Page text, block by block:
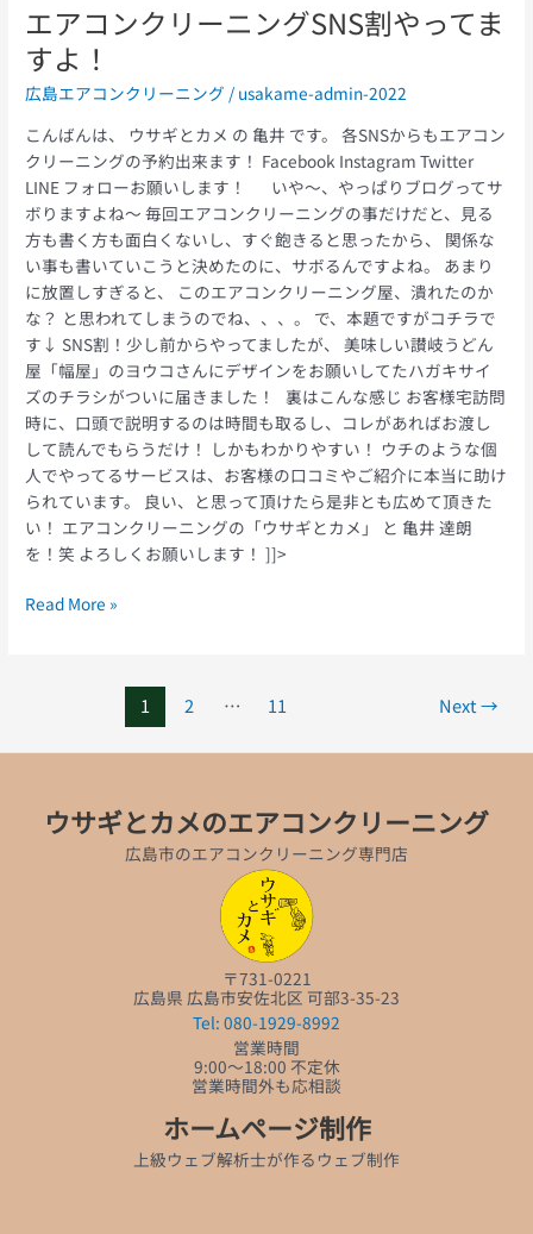
エアコンクリーニングSNS割やってま
すよ！
広島エアコンクリーニング / usakame-admin-2022
こんばんは、 ウサギとカメ の 亀井 です。 各SNSからもエアコン
クリーニングの予約出来ます！ Facebook Instagram Twitter
LINE フォローお願いします！ いや〜、やっぱりブログってサ
ボりますよね〜 毎回エアコンクリーニングの事だけだと、見る
方も書く方も面白くないし、すぐ飽きると思ったから、 関係な
い事も書いていこうと決めたのに、サボるんですよね。 あまり
に放置しすぎると、 このエアコンクリーニング屋、潰れたのか
な？ と思われてしまうのでね、、、。 で、本題ですがコチラで
す↓ SNS割！少し前からやってましたが、 美味しい讃岐うどん
屋「幅屋」のヨウコさんにデザインをお願いしてたハガキサイ
ズのチラシがついに届きました！ 裏はこんな感じ お客様宅訪問
時に、口頭で説明するのは時間も取るし、コレがあればお渡し
して読んでもらうだけ！ しかもわかりやすい！ ウチのような個
人でやってるサービスは、お客様の口コミやご紹介に本当に助け
られています。 良い、と思って頂けたら是非とも広めて頂きた
い！ エアコンクリーニングの「ウサギとカメ」 と 亀井 達朗
を！笑 よろしくお願いします！ ]]>
Read More »
1 2 … 11 Next→
ウサギとカメのエアコンクリーニング
広島市のエアコンクリーニング専門店
〒731-0221
広島県 広島市安佐北区 可部3-35-23
Tel: 080-1929-8992
営業時間
9:00～18:00 不定休
営業時間外も応相談
ホームページ制作
上級ウェブ解析士が作るウェブ制作